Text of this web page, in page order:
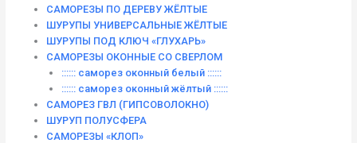
САМОРЕЗЫ ПО ДЕРЕВУ ЖЁЛТЫЕ
ШУРУПЫ УНИВЕРСАЛЬНЫЕ ЖЁЛТЫЕ
ШУРУПЫ ПОД КЛЮЧ «ГЛУХАРЬ»
САМОРЕЗЫ ОКОННЫЕ СО СВЕРЛОМ
:::::: саморез оконный белый ::::::
:::::: саморез оконный жёлтый ::::::
САМОРЕЗ ГВЛ (ГИПСОВОЛОКНО)
ШУРУП ПОЛУСФЕРА
САМОРЕЗЫ «КЛОП»